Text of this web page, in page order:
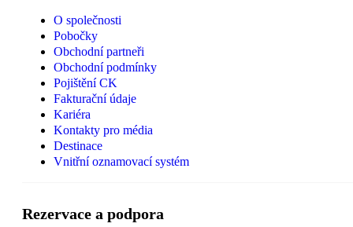
O společnosti
Pobočky
Obchodní partneři
Obchodní podmínky
Pojištění CK
Fakturační údaje
Kariéra
Kontakty pro média
Destinace
Vnitřní oznamovací systém
Rezervace a podpora